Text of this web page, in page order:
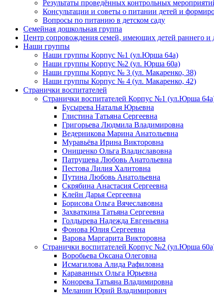
Результаты проведённых контрольных
Консультации и советы о питании детей и
Вопросы по питанию в детском саду
Семейная дошкольная группа
Центр сопровождения семей, имеющих детей раннего и
Наши группы
Наши группы Корпус №1 (ул.Юрша 64а)
Наши группы Корпус №2 (ул. Юрша 60а)
Наши группы Корпус № 3 (ул. Макаренко, 38)
Наши группы Корпус № 4 (ул. Макаренко, 42)
Странички воспитателей
Странички воспитателей Корпус №1 (ул.Юрша
Бусырева Наталья Юрьевна
Глистина Татьяна Сергеевна
Григорьева Людмила Владимировна
Ведерникова Марина Анатольевна
Муравьёва Ирина Викторовна
Онищенко Ольга Владиславовна
Патрушева Любовь Анатольевна
Пестова Лилия Халитовна
Путина Любовь Анатольевна
Скрябина Анастасия Сергеевна
Клейн Дарья Сергеевна
Борисова Ольга Вячеславовна
Захваткина Татьяна Сергеевна
Голдырева Надежда Евгеньевна
Фонова Юлия Сергеевна
Варова Маргарита Викторовна
Странички воспитателей Корпус №2 (ул.Юрша
Воробьева Оксана Олеговна
Исмагилова Алида Рафиловна
Караванных Ольга Юрьевна
Конорева Татьяна Владимировна
Меланин Юрий Владимирович